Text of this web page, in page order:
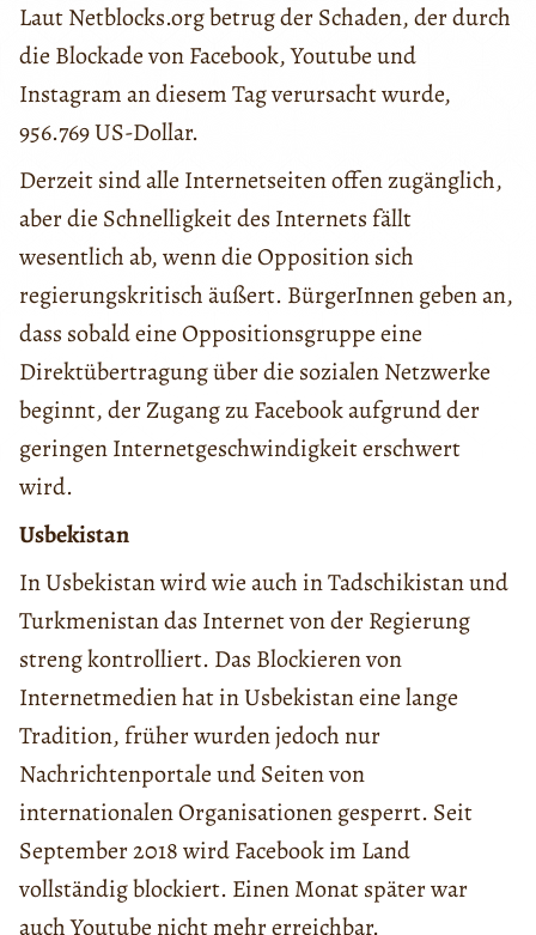
Laut Netblocks.org betrug der Schaden, der durch
die Blockade von Facebook, Youtube und
Instagram an diesem Tag verursacht wurde,
956.769 US-Dollar.
Derzeit sind alle Internetseiten offen zugänglich,
aber die Schnelligkeit des Internets fällt
wesentlich ab, wenn die Opposition sich
regierungskritisch äußert. BürgerInnen geben an,
dass sobald eine Oppositionsgruppe eine
Direktübertragung über die sozialen Netzwerke
beginnt, der Zugang zu Facebook aufgrund der
geringen Internetgeschwindigkeit erschwert
wird.
Usbekistan
In Usbekistan wird wie auch in Tadschikistan und
Turkmenistan das Internet von der Regierung
streng kontrolliert. Das Blockieren von
Internetmedien hat in Usbekistan eine lange
Tradition, früher wurden jedoch nur
Nachrichtenportale und Seiten von
internationalen Organisationen gesperrt. Seit
September 2018 wird Facebook im Land
vollständig blockiert. Einen Monat später war
auch Youtube nicht mehr erreichbar.